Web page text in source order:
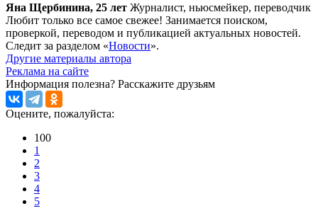
Яна Щербинина, 25 лет Журналист, ньюсмейкер, переводчик
Любит только все самое свежее! Занимается поиском,
проверкой, переводом и публикацией актуальных новостей.
Следит за разделом «Новости».
Другие материалы автора
Реклама на сайте
Информация полезна? Расскажите друзьям
Оцените, пожалуйста:
100
1
2
3
4
5